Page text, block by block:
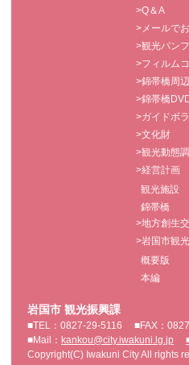
>Q＆A
>メールで
>観光パン
>フィルム
>錦帯橋周
>錦帯橋
>ガイドボ
>文化財
>観光動態
>経営計画
観光施設
錦帯橋
>地方創生
>岩国市観
概要版
本編
岩国市 観光振興課
■TEL：0827-29-5116
■FAX：
■Mail： kankou@city.iwakuni.lg.jp
Copyright(C) Iwakuni City All rights